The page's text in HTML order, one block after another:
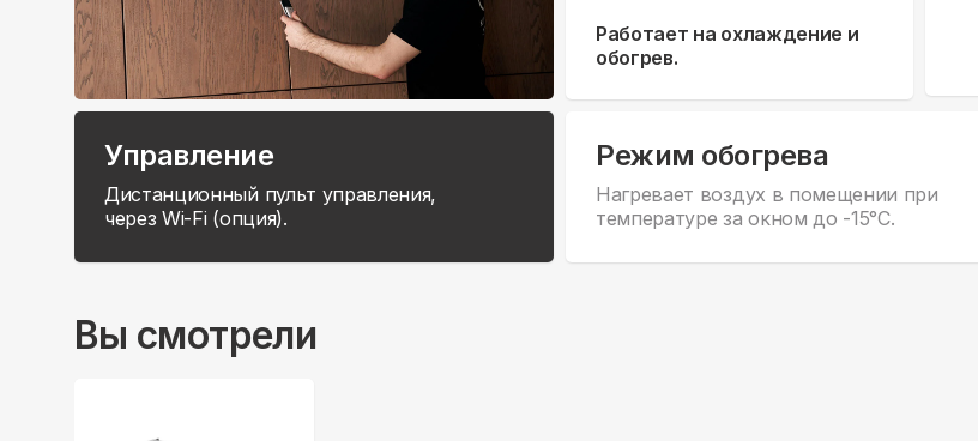
Работает на охлаждение и
обогрев.
Управление
Дистанционный пульт управления,
через Wi-Fi (опция).
Режим обогрева
Нагревает воздух в помещении при
температуре за окном до -15°С.
Вы смотрели